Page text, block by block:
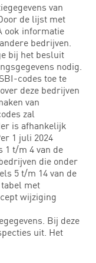
van
de lijst met
ook informatie
bedrijven.
bij het besluit
nodig.
codes toe te
deze bedrijven
van
zal
is afhankelijk
1 juli 2024
1 t/m 4 van de
die onder
5 t/m 14 van de
met
wijziging
Bij deze
uit. Het